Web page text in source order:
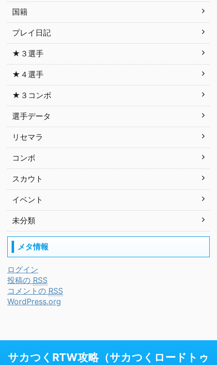
国籍
プレイ日記
★３選手
★４選手
★３コンボ
選手データ
リセマラ
コンボ
スカウト
イベント
未分類
メタ情報
ログイン
投稿の RSS
コメントの RSS
WordPress.org
サカつくRTW攻略（サカつくロードトゥ